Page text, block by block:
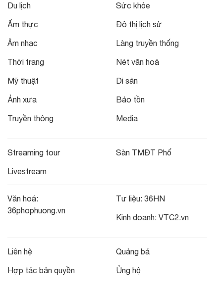
Du lịch
Ẩm thực
Âm nhạc
Thời trang
Mỹ thuật
Ảnh xưa
Truyền thông
Sức khỏe
Đô thị lịch sử
Làng truyền thống
Nét văn hoá
Di sản
Bảo tồn
Media
Streaming tour
Livestream
Sàn TMĐT Phố
Văn hoá:
36phophuong.vn
Tư liệu: 36HN
Kinh doanh: VTC2.vn
Liên hệ
Hợp tác bản quyền
Quảng bá
Ủng hộ